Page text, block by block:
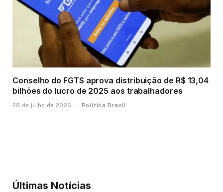
Conselho do FGTS aprova distribuição de R$ 13,04
bilhões do lucro de 2025 aos trabalhadores
28 de julho de 2026 Política Brasil
Últimas Notícias